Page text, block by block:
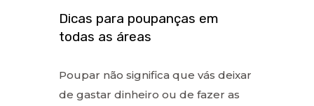
Dicas para poupanças em
todas as áreas
Poupar não significa que vás deixar
de gastar dinheiro ou de fazer as